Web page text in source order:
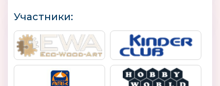
Участники: